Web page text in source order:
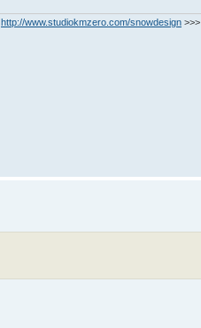
http://www.studiokmzero.com/snowdesign >>>